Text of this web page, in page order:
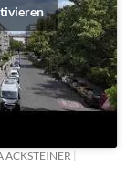
ACKSTEINER